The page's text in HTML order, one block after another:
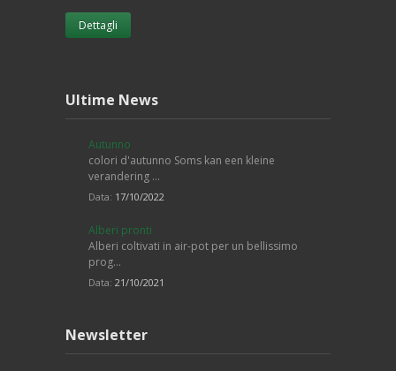
Dettagli
Ultime News
Autunno
colori d'autunno Soms kan een kleine
verandering …
Data: 17/10/2022
Alberi pronti
Alberi coltivati in air-pot per un bellissimo
prog…
Data: 21/10/2021
Newsletter